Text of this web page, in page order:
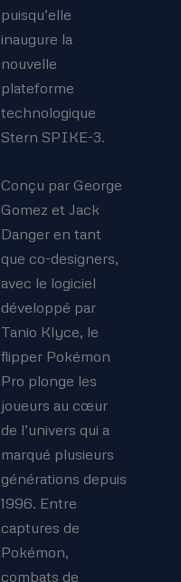
puisqu’elle
inaugure la
nouvelle
plateforme
technologique
Stern SPIKE-3.
Conçu par George
Gomez et Jack
Danger en tant
que co-designers,
avec le logiciel
développé par
Tanio Klyce, le
flipper Pokémon
Pro plonge les
joueurs au cœur
de l’univers qui a
marqué plusieurs
générations depuis
1996. Entre
captures de
Pokémon,
combats de